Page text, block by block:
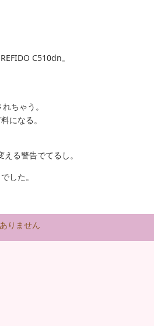
C510dn。
ちゃう。
になる。
る警告でてるし。
した。
りません